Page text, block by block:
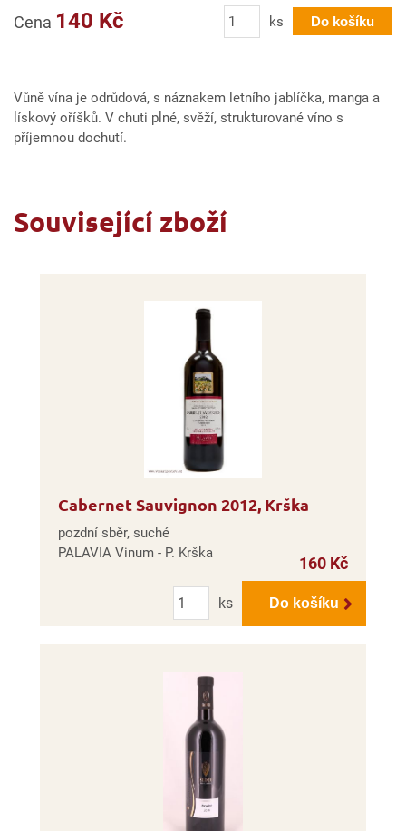
Cena 140 Kč Počet ks Do košíku
Vůně vína je odrůdová, s náznakem letního jablíčka, manga a
lískový oříšků. V chuti plné, svěží, strukturované víno s
příjemnou dochutí.
Související zboží
Cabernet Sauvignon 2012, Krška
pozdní sběr, suché
PALAVIA Vinum - P. Krška
160 Kč
Počet
ks
Do košíku